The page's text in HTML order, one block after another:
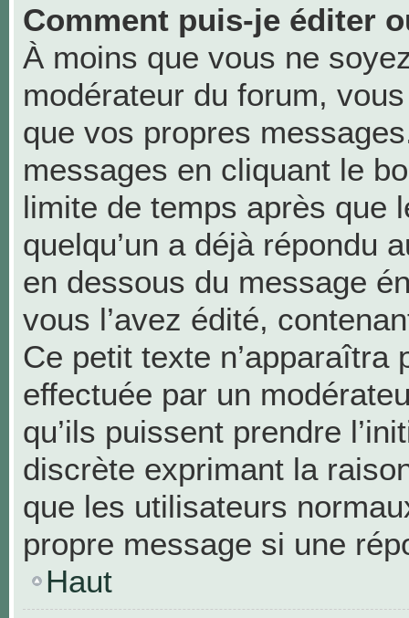
Comment puis-je éditer
À moins que vous ne
modérateur du forum,
que vos propres
messages en cliquant le
limite de temps après que
quelqu’un a déjà répondu
en dessous du message
vous l’avez édité,
Ce petit texte n’apparaîtra
effectuée par un
qu’ils puissent prendre
discrète exprimant la
que les utilisateurs
propre message si une
Haut